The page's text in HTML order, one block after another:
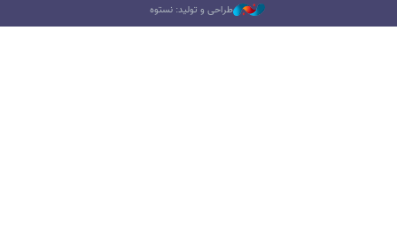
طراحی و تولید: نستوه